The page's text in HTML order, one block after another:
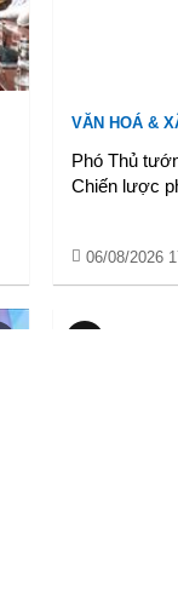
VĂN HOÁ &
Phó Thủ
Chiến lược
06/08/2026